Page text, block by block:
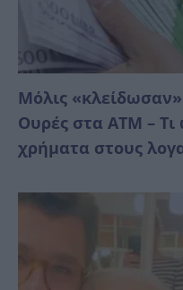
Μόλις
Ουρές στα ΑΤΜ –
χρήματα στους